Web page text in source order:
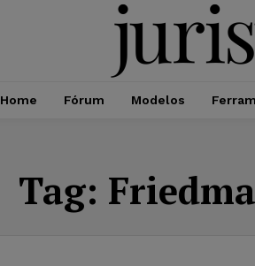
Home Fórum Modelos
Tag: